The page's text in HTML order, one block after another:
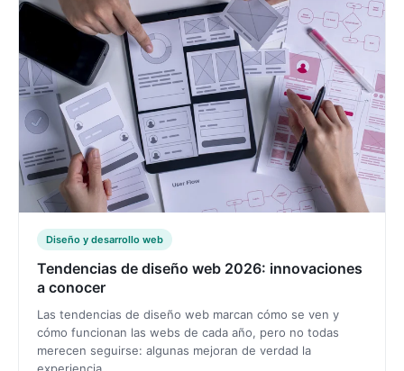
Diseño y desarrollo web
Tendencias de diseño web 2026: innovaciones
a conocer
Las tendencias de diseño web marcan cómo se ven y
cómo funcionan las webs de cada año, pero no todas
merecen seguirse: algunas mejoran de verdad la